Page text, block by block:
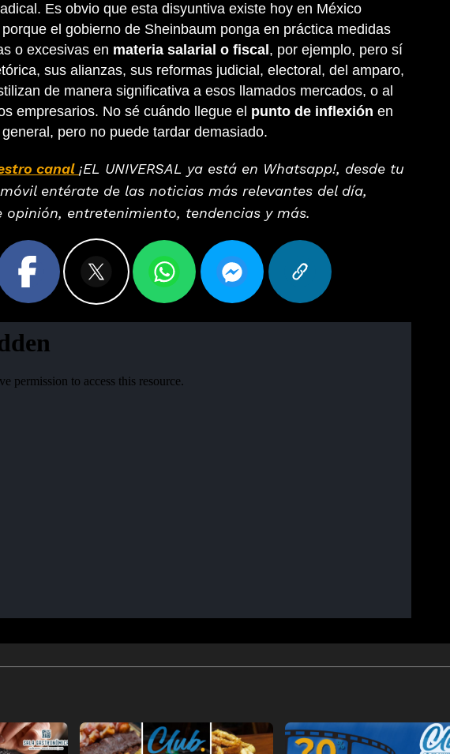
Es obvio que esta disyuntiva existe hoy en México
el gobierno de Sheinbaum ponga en práctica medidas
o excesivas en materia salarial o fiscal , por ejemplo, pero sí
sus alianzas, sus reformas judicial, electoral, del amparo,
de manera significativa a esos llamados mercados, o al
empresarios. No sé cuándo llegue el punto de inflexión en
pero no puede tardar demasiado.
canal ¡EL UNIVERSAL ya está en Whatsapp!, desde tu
entérate de las noticias más relevantes del día,
opinión, entretenimiento, tendencias y más.